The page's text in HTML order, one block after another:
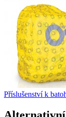
Příslušenství k